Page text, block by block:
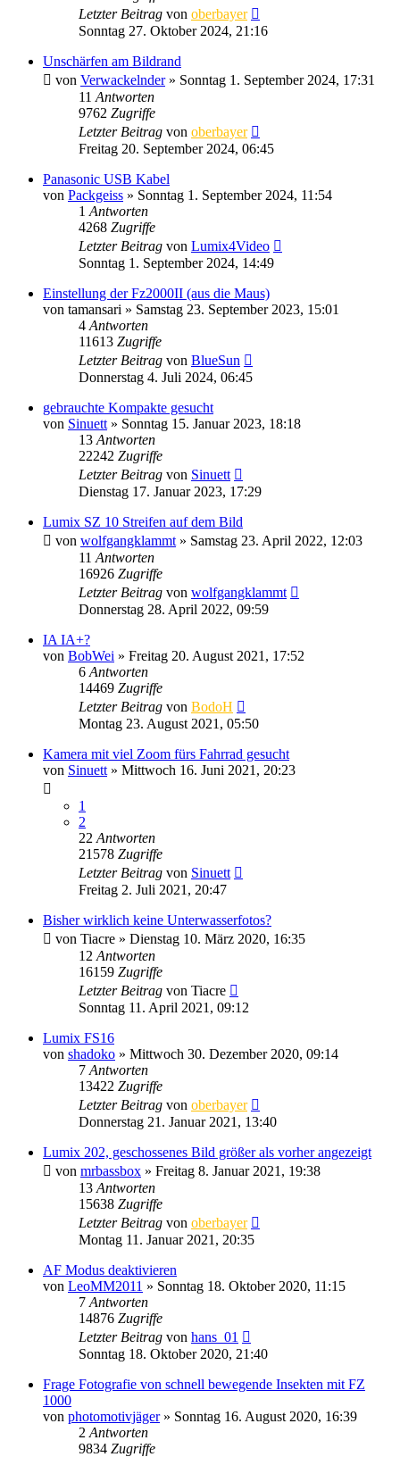
Letzter Beitrag von oberbayer
Sonntag 27. Oktober 2024, 21:16
Unschärfen am Bildrand
von Verwackelnder» Sonntag 1. September 2024, 17:31
11 Antworten
9762 Zugriffe
Letzter Beitrag von oberbayer
Freitag 20. September 2024, 06:45
Panasonic USB Kabel
von Packgeiss » Sonntag 1. September 2024, 11:54
1 Antworten
4268 Zugriffe
Letzter Beitrag von Lumix4Video
Sonntag 1. September 2024, 14:49
Einstellung der Fz2000II (aus die Maus)
von tamansari » Samstag 23. September 2023, 15:01
4 Antworten
11613 Zugriffe
Letzter Beitrag von BlueSun
Donnerstag 4. Juli 2024, 06:45
gebrauchte Kompakte gesucht
von Sinuett » Sonntag 15. Januar 2023, 18:18
13 Antworten
22242 Zugriffe
Letzter Beitrag von Sinuett
Dienstag 17. Januar 2023, 17:29
Lumix SZ 10 Streifen auf dem Bild
von wolfgangklammt » Samstag 23. April 2022, 12:03
11 Antworten
16926 Zugriffe
Letzter Beitrag von wolfgangklammt
Donnerstag 28. April 2022, 09:59
IA IA+?
von BobWei » Freitag 20. August 2021, 17:52
6 Antworten
14469 Zugriffe
Letzter Beitrag von BodoH
Montag 23. August 2021, 05:50
Kamera mit viel Zoom fürs Fahrrad gesucht
von Sinuett » Mittwoch 16. Juni 2021, 20:23
1
2
22 Antworten
21578 Zugriffe
Letzter Beitrag von Sinuett
Freitag 2. Juli 2021, 20:47
Bisher wirklich keine Unterwasserfotos?
von Tiacre » Dienstag 10. März 2020, 16:35
12 Antworten
16159 Zugriffe
Letzter Beitrag von Tiacre
Sonntag 11. April 2021, 09:12
Lumix FS16
von shadoko » Mittwoch 30. Dezember 2020, 09:14
7 Antworten
13422 Zugriffe
Letzter Beitrag von oberbayer
Donnerstag 21. Januar 2021, 13:40
Lumix 202, geschossenes Bild größer als vorher angezeigt
von mrbassbox » Freitag 8. Januar 2021, 19:38
13 Antworten
15638 Zugriffe
Letzter Beitrag von oberbayer
Montag 11. Januar 2021, 20:35
AF Modus deaktivieren
von LeoMM2011 » Sonntag 18. Oktober 2020, 11:15
7 Antworten
14876 Zugriffe
Letzter Beitrag von hans_01
Sonntag 18. Oktober 2020, 21:40
Frage Fotografie von schnell bewegende Insekten mit FZ
1000
von photomotivjäger» Sonntag 16. August 2020, 16:39
2 Antworten
9834 Zugriffe